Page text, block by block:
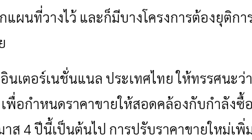
แผนที่วางไว้ และก็มีบางโครงการต้องยุติกา
อินเตอร์เนชั่นแนลประเทศไทยให้ทรรศนะว่า
เพื่อกำหนดราคาขายให้สอดคล้องกับกำลังซื้
าส 4ปีนี้เป็นต้นไป การปรับราคาขายใหม่เพิ่